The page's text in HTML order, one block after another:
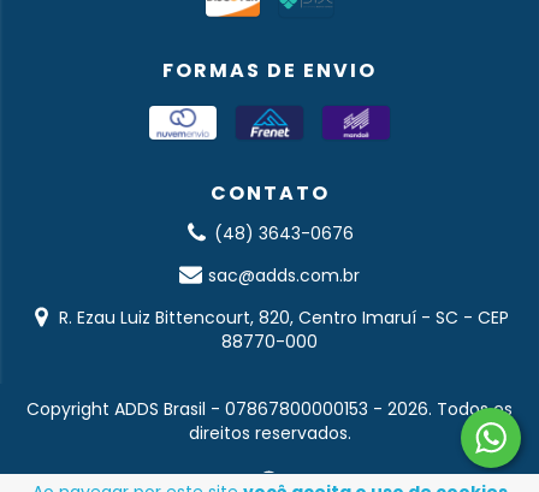
FORMAS DE ENVIO
CONTATO
(48) 3643-0676
sac@adds.com.br
R. Ezau Luiz Bittencourt, 820, Centro Imaruí - SC - CEP
88770-000
Copyright ADDS Brasil - 07867800000153 - 2026. Todos os
direitos reservados.